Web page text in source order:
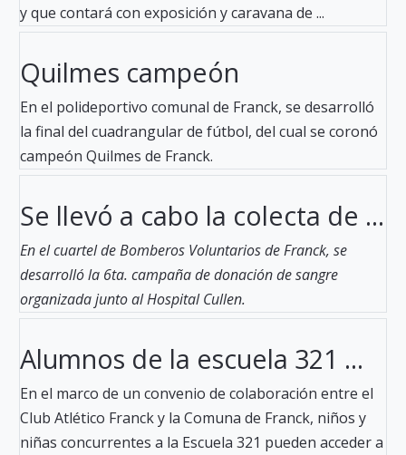
y que contará con exposición y caravana de ...
Quilmes campeón
En el polideportivo comunal de Franck, se desarrolló
la final del cuadrangular de fútbol, del cual se coronó
campeón Quilmes de Franck.
Se llevó a cabo la colecta de ...
En el cuartel de Bomberos Voluntarios de Franck, se
desarrolló la 6ta. campaña de donación de sangre
organizada junto al Hospital Cullen.
Alumnos de la escuela 321 ...
En el marco de un convenio de colaboración entre el
Club Atlético Franck y la Comuna de Franck, niños y
niñas concurrentes a la Escuela 321 pueden acceder a